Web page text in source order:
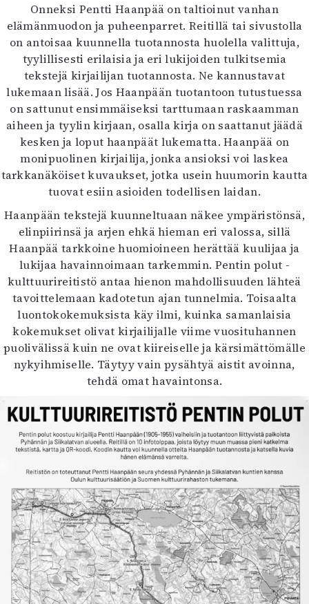
Onneksi Pentti Haanpää on taltioinut vanhan
elämänmuodon ja puheenparret. Reitillä tai sivustolla
on antoisaa kuunnella tuotannosta huolella valittuja,
tyylillisesti erilaisia ja eri lukijoiden tulkitsemia
tekstejä kirjailijan tuotannosta. Ne kannustavat
lukemaan lisää. Jos Haanpään tuotantoon tutustuessa
on sattunut ensimmäiseksi tarttumaan raskaamman
aiheen ja tyylin kirjaan, osalla kirja on saattanut jäädä
kesken ja loput haanpäät lukematta. Haanpää on
monipuolinen kirjailija, jonka ansioksi voi laskea
tarkkanäköiset kuvaukset, jotka usein huumorin kautta
tuovat esiin asioiden todellisen laidan.
Haanpään tekstejä kuunneltuaan näkee ympäristönsä,
elinpiirinsä ja arjen ehkä hieman eri valossa, sillä
Haanpää tarkkoine huomioineen herättää kuulijaa ja
lukijaa havainnoimaan tarkemmin. Pentin polut -
kulttuurireitistö antaa hienon mahdollisuuden lähteä
tavoittelemaan kadotetun ajan tunnelmia. Toisaalta
luontokokemuksista käy ilmi, kuinka samanlaisia
kokemukset olivat kirjailijalle viime vuosituhannen
puolivälissä kuin ne ovat kiireiselle ja kärsimättömälle
nykyihmiselle. Täytyy vain pysähtyä aistit avoinna,
tehdä omat havaintonsa.